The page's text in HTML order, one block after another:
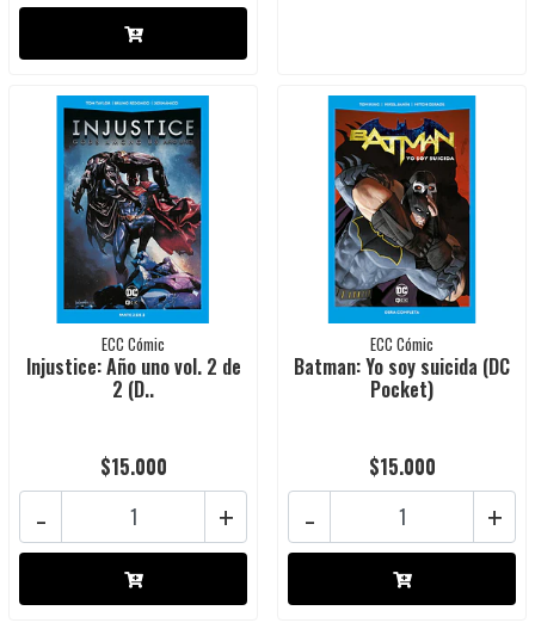
ECC Cómic
Injustice: Año uno vol. 2 de
2 (D..
$15.000
+
-
ECC Cómic
Batman: Yo soy suicida (DC
Pocket)
$15.000
+
-